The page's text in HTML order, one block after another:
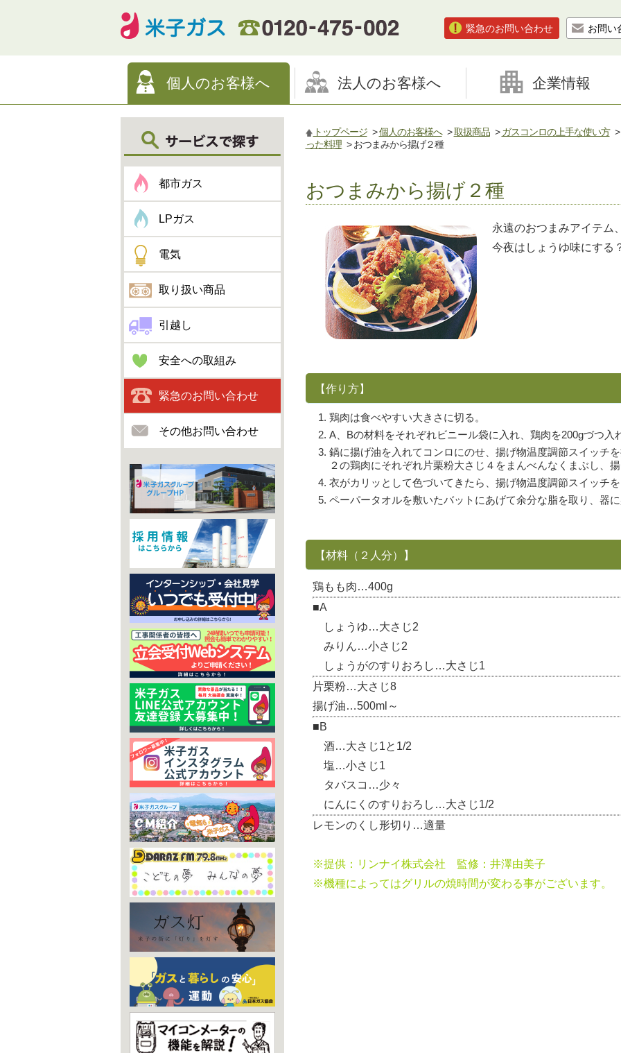
緊急のお問い合わせ お問い
個人のお客様へ 法人のお客様へ 企業情報
トップページ >個人のお客様へ >取扱商品 >ガスコンロの上手な使い方 >
った料理 > おつまみから揚げ２種
おつまみから揚げ２種
永遠のおつまみアイテム
今夜はしょうゆ味にする
【作り方】
鶏肉は食べやすい大きさに切る。
A、Bの材料をそれぞれビニール袋に入れ、鶏肉を200gづつ入
鍋に揚げ油を入れてコンロにのせ、揚げ物温度調節スイッチ
２の鶏肉にそれぞれ片栗粉大さじ４をまんべんなくまぶし、
衣がカリッとして色づいてきたら、揚げ物温度調節スイッチ
ペーパータオルを敷いたバットにあげて余分な脂を取り、器
【材料（２人分）】
鶏もも肉…400g
■A
しょうゆ…大さじ2
みりん…小さじ2
しょうがのすりおろし…大さじ1
片栗粉…大さじ8
揚げ油…500ml～
■B
酒…大さじ1と1/2
塩…小さじ1
タバスコ…少々
にんにくのすりおろし…大さじ1/2
レモンのくし形切り…適量
※提供：リンナイ株式会社 監修：井澤由美子
※機種によってはグリルの焼時間が変わる事がございます。
都市ガス
LPガス
電気
取り扱い商品
引越し
安全への取組み
緊急のお問い合わせ
その他お問い合わせ